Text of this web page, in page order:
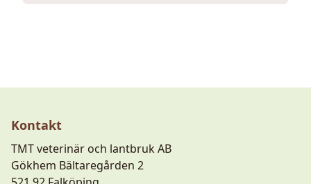
Kontakt
TMT veterinär och lantbruk AB
Gökhem Bältaregården 2